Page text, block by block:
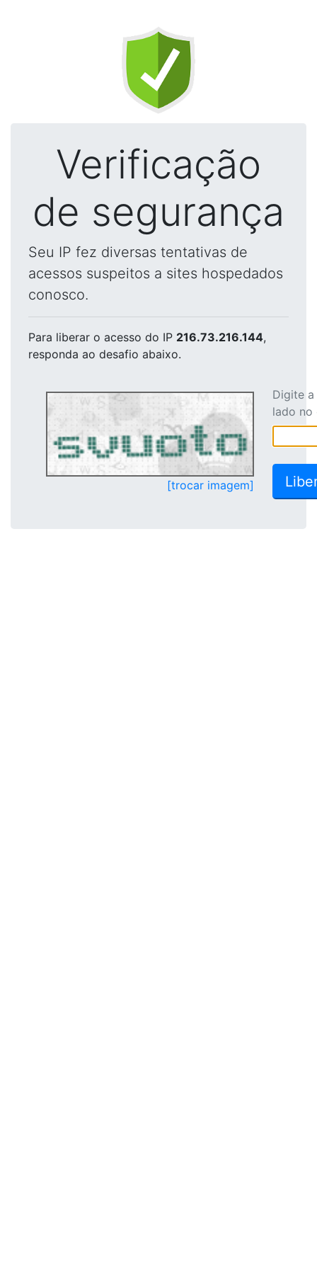
Verificação
de segurança
Seu IP fez diversas tentativas de
acessos suspeitos a sites hospedados
conosco.
Para liberar o acesso do IP 216.73.216.144,
responda ao desafio abaixo.
[trocar imagem]
Digite
lado no